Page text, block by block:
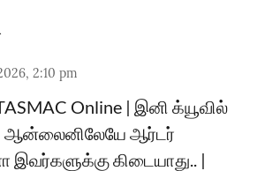
2:10 pm
Online | இனி க்யூவில்
ஆன்லைனிலேயே ஆர்டர்
கிடையாது.. |